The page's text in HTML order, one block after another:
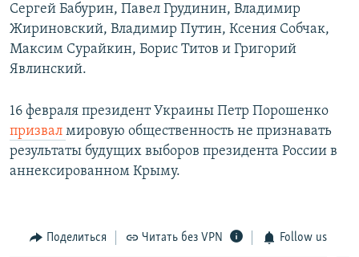
Сергей Бабурин, Павел Грудинин, Владимир
Жириновский, Владимир Путин, Ксения Собчак,
Максим Сурайкин, Борис Титов и Григорий
Явлинский.
16 февраля президент Украины Петр Порошенко
призвал мировую общественность не признавать
результаты будущих выборов президента России в
аннексированном Крыму.
Поделиться Читать без VPN Follow us